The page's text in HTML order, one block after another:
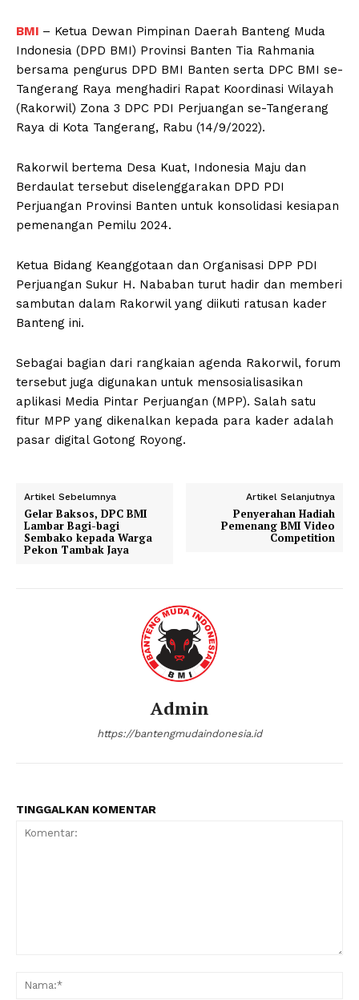
BMI – Ketua Dewan Pimpinan Daerah Banteng Muda
Indonesia (DPD BMI) Provinsi Banten Tia Rahmania
bersama pengurus DPD BMI Banten serta DPC BMI se-
Tangerang Raya menghadiri Rapat Koordinasi Wilayah
(Rakorwil) Zona 3 DPC PDI Perjuangan se-Tangerang
Raya di Kota Tangerang, Rabu (14/9/2022).
Rakorwil bertema Desa Kuat, Indonesia Maju dan
Berdaulat tersebut diselenggarakan DPD PDI
Perjuangan Provinsi Banten untuk konsolidasi kesiapan
pemenangan Pemilu 2024.
Ketua Bidang Keanggotaan dan Organisasi DPP PDI
Perjuangan Sukur H. Nababan turut hadir dan memberi
sambutan dalam Rakorwil yang diikuti ratusan kader
Banteng ini.
Sebagai bagian dari rangkaian agenda Rakorwil, forum
tersebut juga digunakan untuk mensosialisasikan
aplikasi Media Pintar Perjuangan (MPP). Salah satu
fitur MPP yang dikenalkan kepada para kader adalah
pasar digital Gotong Royong.
Artikel Sebelumnya
Gelar Baksos, DPC BMI
Lambar Bagi-bagi
Sembako kepada Warga
Pekon Tambak Jaya
Artikel Selanjutnya
Penyerahan Hadiah
Pemenang BMI Video
Competition
Admin
https://bantengmudaindonesia.id
TINGGALKAN KOMENTAR